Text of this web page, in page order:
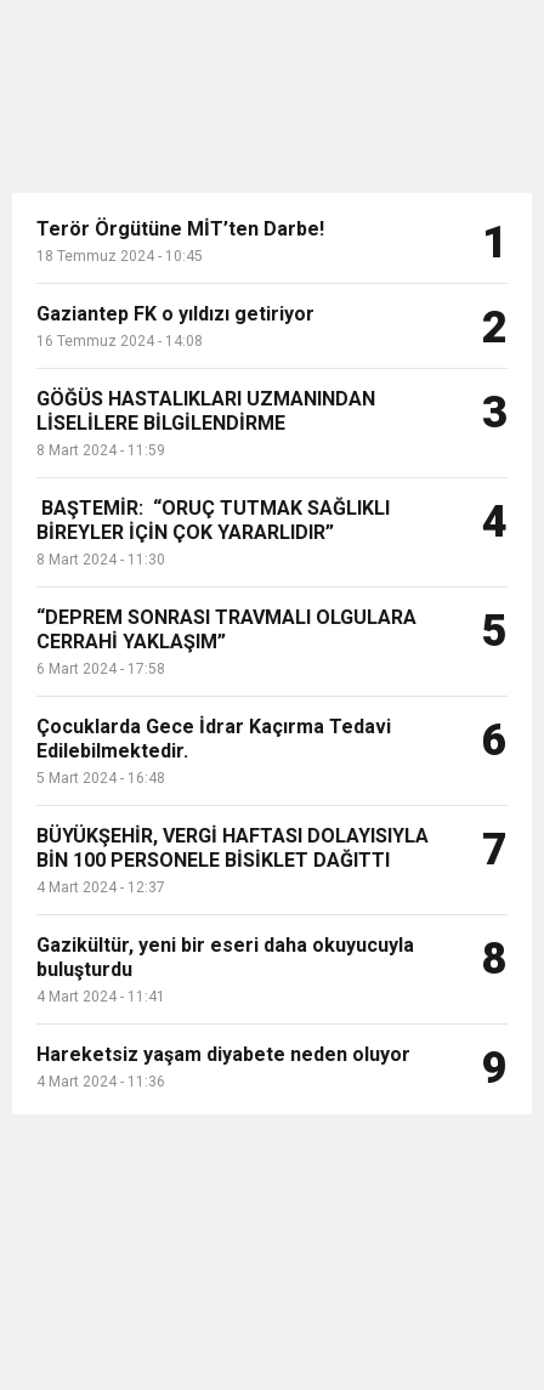
Terör Örgütüne MİT’ten Darbe!
18 Temmuz 2024 - 10:45 1
Gaziantep FK o yıldızı getiriyor
16 Temmuz 2024 - 14:08 2
GÖĞÜS HASTALIKLARI UZMANINDAN
LİSELİLERE BİLGİLENDİRME
8 Mart 2024 - 11:59
3
BAŞTEMİR: “ORUÇ TUTMAK SAĞLIKLI
BİREYLER İÇİN ÇOK YARARLIDIR”
8 Mart 2024 - 11:30
4
“DEPREM SONRASI TRAVMALI OLGULARA
CERRAHİ YAKLAŞIM”
6 Mart 2024 - 17:58
5
Çocuklarda Gece İdrar Kaçırma Tedavi
Edilebilmektedir.
5 Mart 2024 - 16:48
6
BÜYÜKŞEHİR, VERGİ HAFTASI DOLAYISIYLA
BİN 100 PERSONELE BİSİKLET DAĞITTI
4 Mart 2024 - 12:37
7
Gazikültür, yeni bir eseri daha okuyucuyla
buluşturdu
4 Mart 2024 - 11:41
8
Hareketsiz yaşam diyabete neden oluyor
4 Mart 2024 - 11:36 9